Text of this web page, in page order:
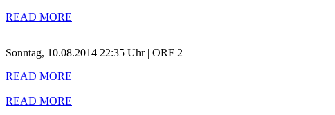
READ MORE
Sonntag, 10.08.2014 22:35 Uhr | ORF 2
READ MORE
READ MORE